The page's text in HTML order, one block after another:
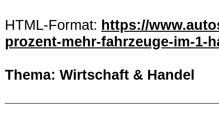
HTML-Format: https://
prozent-mehr-fahrzeuge-im-1-
Thema: Wirtschaft & Handel